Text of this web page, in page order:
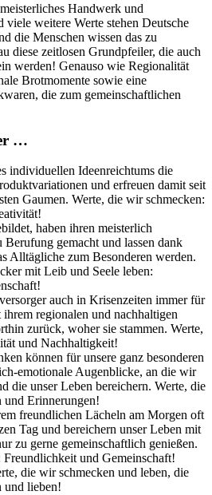
Handwerk und
viele weitere Werte stehen Deutsche
die Menschen wissen das zu
diese zeitlosen Grundpfeiler, die auch
werden! Genauso wie Regionalität
Brotmomente sowie eine
die zum gemeinschaftlichen
…
individuellen Ideenreichtums die
und erfreuen damit seit
Gaumen. Werte, die wir schmecken:
haben ihren meisterlich
gemacht und lassen dank
Alltägliche zum Besonderen werden.
mit Leib und Seele leben:
auch in Krisenzeiten immer für
regionalen und nachhaltigen
zurück, woher sie stammen. Werte,
und Nachhaltigkeit!
können für unsere ganz besonderen
emotionale Augenblicke, an die wir
die unser Leben bereichern. Werte, die
Erinnerungen!
freundlichen Lächeln am Morgen oft
Tag und bereichern unser Leben mit
zu gerne gemeinschaftlich genießen.
und Gemeinschaft!
die wir schmecken und leben, die
und lieben!